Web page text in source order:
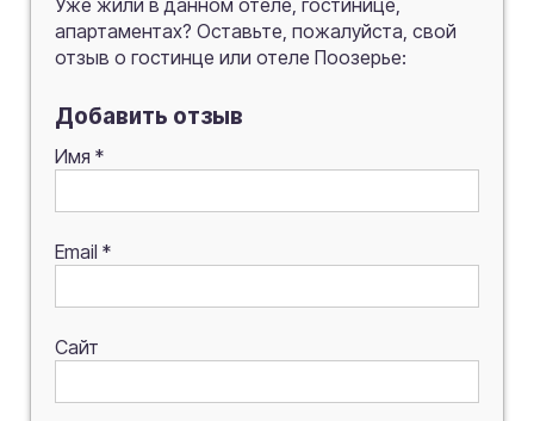
Уже жили в данном отеле, гостинице,
апартаментах? Оставьте, пожалуйста, свой
отзыв о гостинце или отеле Поозерье:
Добавить отзыв
Имя *
Email *
Сайт